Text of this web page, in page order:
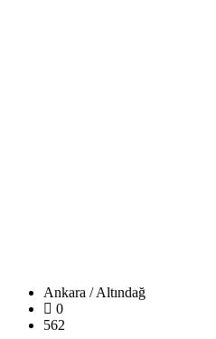
Ankara / Altındağ
0
562